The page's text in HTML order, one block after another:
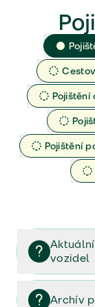
Pojištění
vozidel
Pojištění
smlouvěArchív